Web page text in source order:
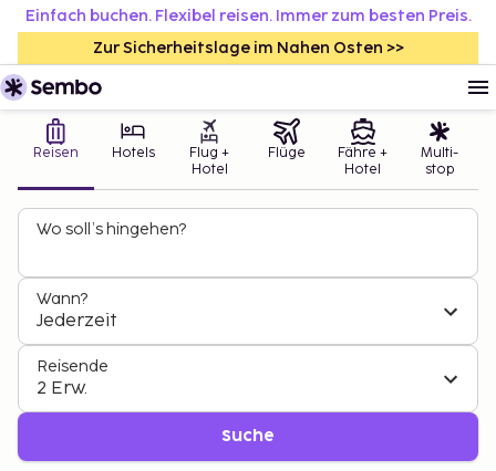
Einfach buchen. Flexibel reisen. Immer zum besten Preis.
Zur Sicherheitslage im Nahen Osten >>
Reisen Hotels
Flug +
Hotel
Flüge
Fähre +
Hotel
Multi-
stop
Wo soll’s hingehen?
Wann?
Jederzeit
Reisende
2 Erw.
Suche